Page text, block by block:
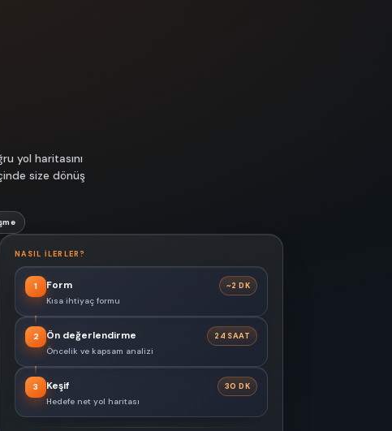
yol haritasını
size dönüş
NASIL ILERLER?
1 Form ~2 DK
Kısa ihtiyaç formu
2 Ön değerlendirme 24 SAAT
Öncelik ve kapsam analizi
3 Keşif 30 DK
Hedefe net yol haritası